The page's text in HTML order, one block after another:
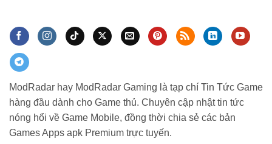
ModRadar hay ModRadar Gaming là tạp chí Tin Tức Game
hàng đầu dành cho Game thủ. Chuyên cập nhật tin tức
nóng hổi về Game Mobile, đồng thời chia sẻ các bản
Games Apps apk Premium trực tuyến.